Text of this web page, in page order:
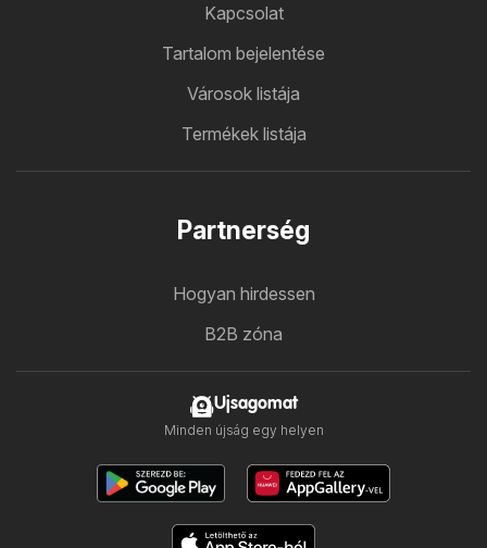
Kapcsolat
Tartalom bejelentése
Városok listája
Termékek listája
Partnerség
Hogyan hirdessen
B2B zóna
Ujsagomat
Minden újság egy helyen